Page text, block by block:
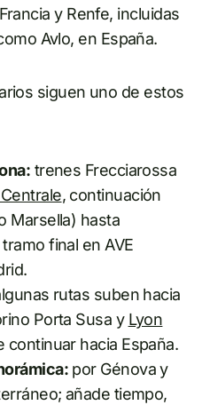
y Renfe, incluidas
Avlo, en España.
siguen uno de estos
trenes Frecciarossa
, continuación
Marsella) hasta
final en AVE
rutas suben hacia
Porta Susa y Lyon
continuar hacia España.
por Génova y
añade tiempo,